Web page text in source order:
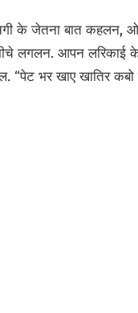
के जेतना बात कहलन,
मीचे लगलन. आपन
भर खाए खातिर कबो